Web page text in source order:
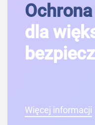
dla
Więcej informacji